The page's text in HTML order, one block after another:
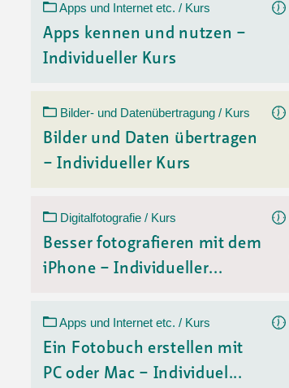
Apps und Internet etc. / Kurs
Apps kennen und nutzen –
Individueller Kurs
Bilder- und Datenübertragung / Kurs
Bilder und Daten übertragen
– Individueller Kurs
Digitalfotografie / Kurs
Besser fotografieren mit dem
iPhone – Individueller...
Apps und Internet etc. / Kurs
Ein Fotobuch erstellen mit
PC oder Mac – Individuel...